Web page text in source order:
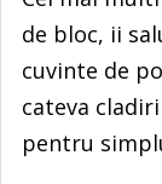
de bloc, ii
cuvinte de
cateva
pentru